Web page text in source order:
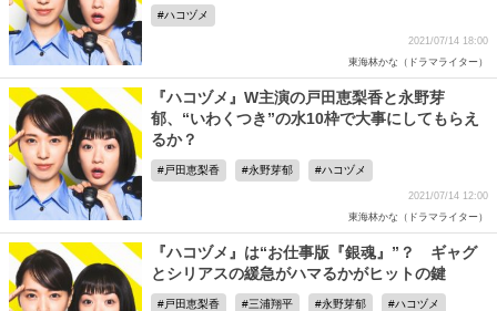
ハコヅメ
2021/07/14 18:00
東海林かな（ドラマライター）
『ハコヅメ』W主演の戸田恵梨香と永野芽
郁、“いわくつき”の水10枠で大事にしてもらえ
るか？
戸田恵梨香 永野芽郁 ハコヅメ
2021/07/14 12:00
東海林かな（ドラマライター）
『ハコヅメ』は“お仕事版『銀魂』”？ ギャグ
とシリアスの緩急がハマるかがヒットの鍵
戸田恵梨香 三浦翔平 永野芽郁 ハコヅメ